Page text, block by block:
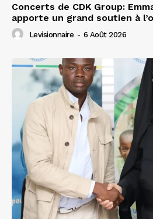
Concerts de CDK Group:
apporte un grand soutien à
Levisionnaire - 6 Août 2026